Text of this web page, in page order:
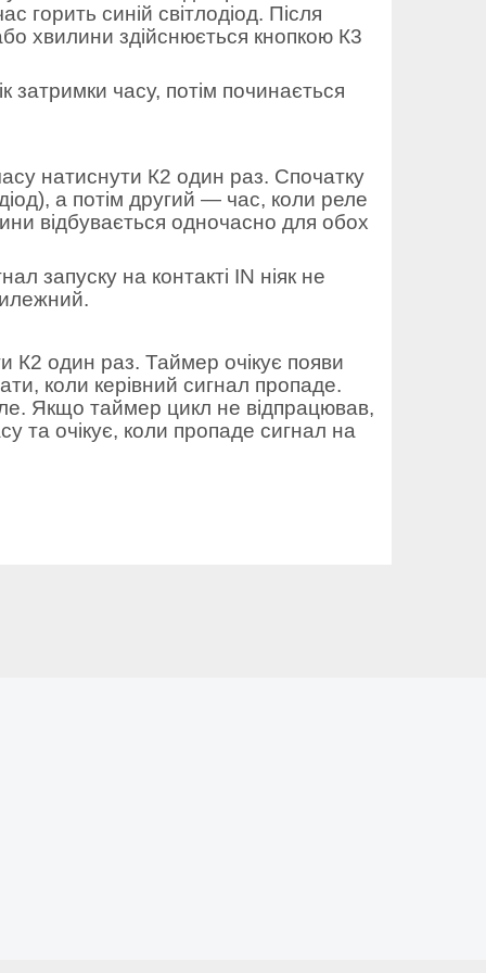
горить синій світлодіод. Після
хвилини здійснюється кнопкою К3
затримки часу, потім починається
натиснути К2 один раз. Спочатку
а потім другий — час, коли реле
відбувається одночасно для обох
запуску на контакті IN ніяк не
К2 один раз. Таймер очікує появи
коли керівний сигнал пропаде.
Якщо таймер цикл не відпрацював,
та очікує, коли пропаде сигнал на